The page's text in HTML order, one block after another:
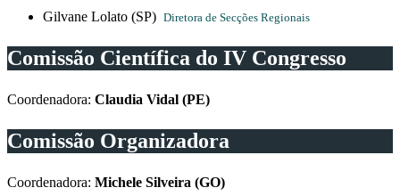
Gilvane Lolato (SP) Diretora de Secções Regionais
Comissão Científica do IV Congresso
Coordenadora: Claudia Vidal (PE)
Comissão Organizadora
Coordenadora: Michele Silveira (GO)